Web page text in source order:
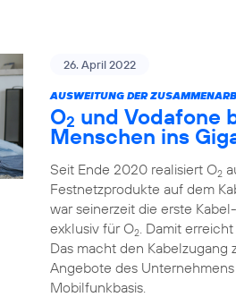
26. April 2022
AUSWEITUNG DER
O2 und Vodafone
Menschen ins
Seit Ende 2020 realisiert O2
Festnetzprodukte auf dem
war seinerzeit die erste
exklusiv für O2 . Damit
Das macht den Kabelzugang
Angebote des
Mobilfunkbasis.